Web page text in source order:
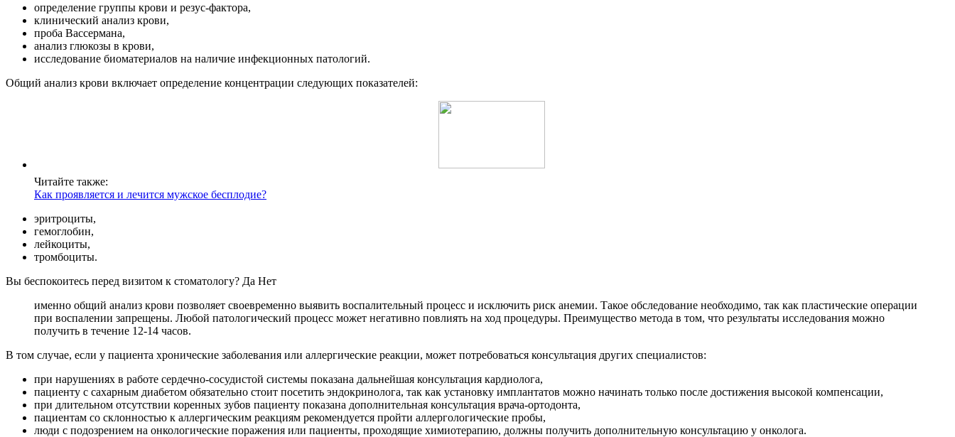
определение группы крови и резус-фактора,
клинический анализ крови,
проба Вассермана,
анализ глюкозы в крови,
исследование биоматериалов на наличие инфекционных патологий.
Общий анализ крови включает определение концентрации следующих показателей:
Читайте также:
Как проявляется и лечится мужское бесплодие?
эритроциты,
гемоглобин,
лейкоциты,
тромбоциты.
Вы беспокоитесь перед визитом к стоматологу? Да Нет
именно общий анализ крови позволяет своевременно выявить воспалительный процесс и исключить риск анемии. Такое обследование необходимо, так как пластические операции
при воспалении запрещены. Любой патологический процесс может негативно повлиять на ход процедуры. Преимущество метода в том, что результаты исследования можно
получить в течение 12-14 часов.
В том случае, если у пациента хронические заболевания или аллергические реакции, может потребоваться консультация других специалистов:
при нарушениях в работе сердечно-сосудистой системы показана дальнейшая консультация кардиолога,
пациенту с сахарным диабетом обязательно стоит посетить эндокринолога, так как установку имплантатов можно начинать только после достижения высокой компенсации,
при длительном отсутствии коренных зубов пациенту показана дополнительная консультация врача-ортодонта,
пациентам со склонностью к аллергическим реакциям рекомендуется пройти аллергологические пробы,
люди с подозрением на онкологические поражения или пациенты, проходящие химиотерапию, должны получить дополнительную консультацию у онколога.